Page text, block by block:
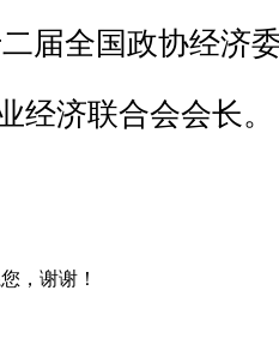
二届全国政协经济
经济联合会会长。
，谢谢！